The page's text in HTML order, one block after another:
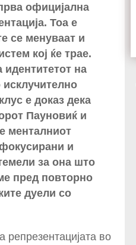
официјална
Тоа е
се менуваат и
кој ќе трае.
на
исклучително
е доказ дека
Пауновиќ и
менталниот
и
за она што
пред повторно
дуели со
репрезентацијата во